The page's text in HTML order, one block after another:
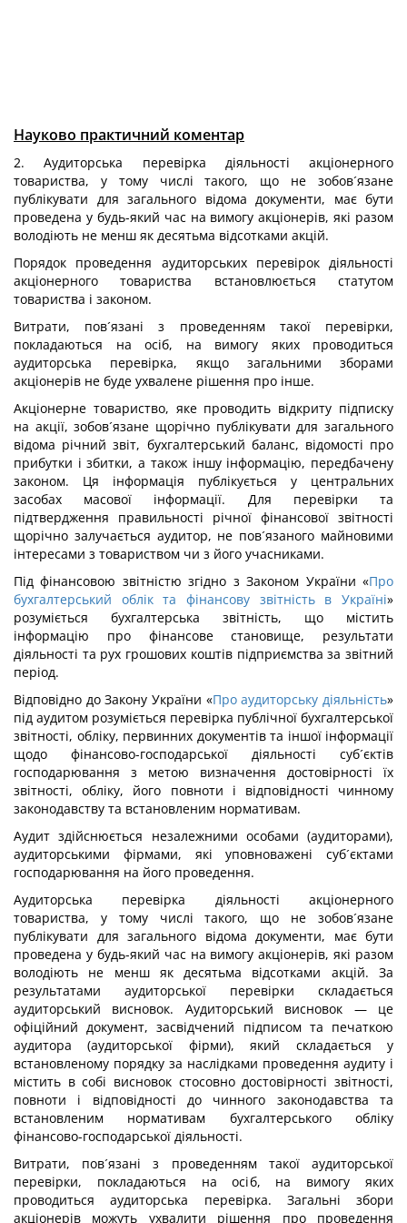
Науково практичний коментар
2. Аудиторська перевірка діяльності акціонерного
товариства, у тому числі такого, що не зобов´язане
публікувати для загального відома документи, має бути
проведена у будь-який час на вимогу акціонерів, які разом
володіють не менш як десятьма відсотками акцій.
Порядок проведення аудиторських перевірок діяльності
акціонерного товариства встановлюється статутом
товариства і законом.
Витрати, пов´язані з проведенням такої перевірки,
покладаються на осіб, на вимогу яких проводиться
аудиторська перевірка, якщо загальними зборами
акціонерів не буде ухвалене рішення про інше.
Акціонерне товариство, яке проводить відкриту підписку
на акції, зобов´язане щорічно публікувати для загального
відома річний звіт, бухгалтерський баланс, відомості про
прибутки і збитки, а також іншу інформацію, передбачену
законом. Ця інформація публікується у центральних
засобах масової інформації. Для перевірки та
підтвердження правильності річної фінансової звітності
щорічно залучається аудитор, не пов´язаного майновими
інтересами з товариством чи з його учасниками.
Під фінансовою звітністю згідно з Законом України «Про
бухгалтерський облік та фінансову звітність в Україні»
розуміється бухгалтерська звітність, що містить
інформацію про фінансове становище, результати
діяльності та рух грошових коштів підприємства за звітний
період.
Відповідно до Закону України «Про аудиторську діяльність»
під аудитом розуміється перевірка публічної бухгалтерської
звітності, обліку, первинних документів та іншої інформації
щодо фінансово-господарської діяльності суб´єктів
господарювання з метою визначення достовірності їх
звітності, обліку, його повноти і відповідності чинному
законодавству та встановленим нормативам.
Аудит здійснюється незалежними особами (аудиторами),
аудиторськими фірмами, які уповноважені суб´єктами
господарювання на його проведення.
Аудиторська перевірка діяльності акціонерного
товариства, у тому числі такого, що не зобов´язане
публікувати для загального відома документи, має бути
проведена у будь-який час на вимогу акціонерів, які разом
володіють не менш як десятьма відсотками акцій. За
результатами аудиторської перевірки складається
аудиторський висновок. Аудиторський висновок — це
офіційний документ, засвідчений підписом та печаткою
аудитора (аудиторської фірми), який складається у
встановленому порядку за наслідками проведення аудиту і
містить в собі висновок стосовно достовірності звітності,
повноти і відповідності до чинного законодавства та
встановленим нормативам бухгалтерського обліку
фінансово-господарської діяльності.
Витрати, пов´язані з проведенням такої аудиторської
перевірки, покладаються на осіб, на вимогу яких
проводиться аудиторська перевірка. Загальні збори
акціонерів можуть ухвалити рішення про проведення